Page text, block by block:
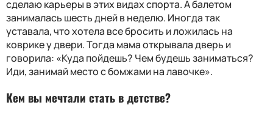
сделаю карьеры в этих видах спорта. А балетом
занималась шесть дней в неделю. Иногда так
уставала, что хотела все бросить и ложилась на
коврике у двери. Тогда мама открывала дверь и
говорила: «Куда пойдешь? Чем будешь заниматься?
Иди, занимай место с бомжами на лавочке».
Кем вы мечтали стать в детстве?